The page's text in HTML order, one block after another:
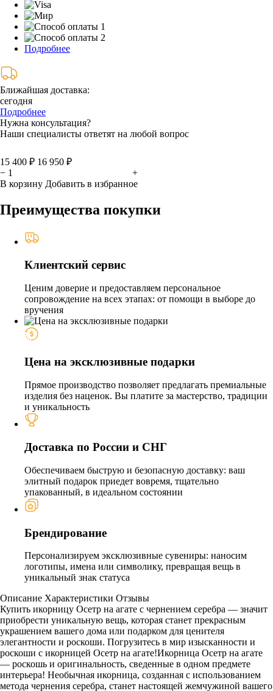
Подробнее
Ближайшая доставка:
сегодня
Подробнее
Нужна консультация?
Наши специалисты ответят на любой вопрос
15 400 ₽ 16 950 ₽
−
+
В корзину Добавить в избранное
Преимущества покупки
Клиентский сервис
Ценим доверие и предоставляем персональное
сопровождение на всех этапах: от помощи в выборе до
вручения
Цена на эксклюзивные подарки
Прямое производство позволяет предлагать премиальные
изделия без наценок. Вы платите за мастерство, традиции
и уникальность
Доставка по России и СНГ
Обеспечиваем быструю и безопасную доставку: ваш
элитный подарок приедет вовремя, тщательно
упакованный, в идеальном состоянии
Брендирование
Персонализируем эксклюзивные сувениры: наносим
логотипы, имена или символику, превращая вещь в
уникальный знак статуса
Описание Характеристики Отзывы
Купить икорницу Осетр на агате с чернением серебра — значит
приобрести уникальную вещь, которая станет прекрасным
украшением вашего дома или подарком для ценителя
элегантности и роскоши. Погрузитесь в мир изысканности и
роскоши с икорницей Осетр на агате!Икорница Осетр на агате
— роскошь и оригинальность, сведенные в одном предмете
интерьера! Необычная икорница, созданная с использованием
метода чернения серебра, станет настоящей жемчужиной вашего